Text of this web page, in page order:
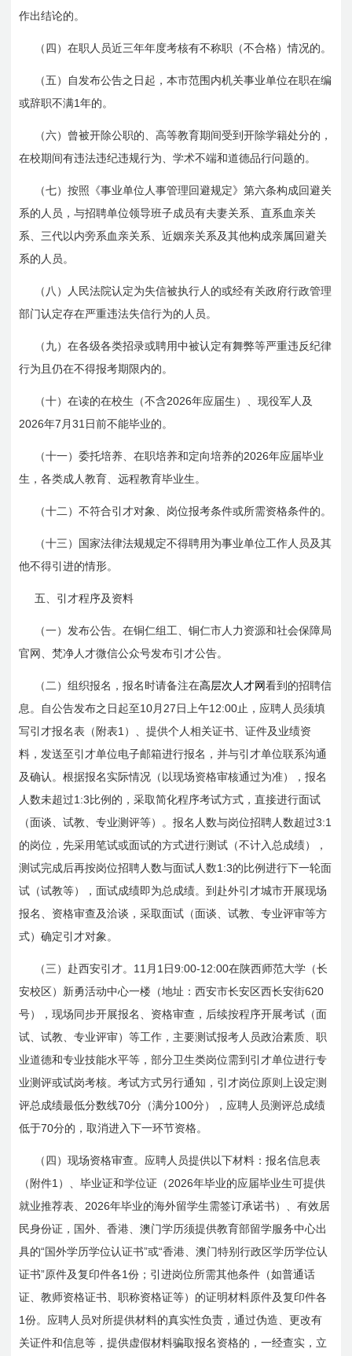
作出结论的。
（四）在职人员近三年年度考核有不称职（不合格）情况的。
（五）自发布公告之日起，本市范围内机关事业单位在职在编
或辞职不满1年的。
（六）曾被开除公职的、高等教育期间受到开除学籍处分的，
在校期间有违法违纪违规行为、学术不端和道德品行问题的。
（七）按照《事业单位人事管理回避规定》第六条构成回避关
系的人员，与招聘单位领导班子成员有夫妻关系、直系血亲关
系、三代以内旁系血亲关系、近姻亲关系及其他构成亲属回避关
系的人员。
（八）人民法院认定为失信被执行人的或经有关政府行政管理
部门认定存在严重违法失信行为的人员。
（九）在各级各类招录或聘用中被认定有舞弊等严重违反纪律
行为且仍在不得报考期限内的。
（十）在读的在校生（不含2026年应届生）、现役军人及
2026年7 月31 日前不能毕业的。
（十一）委托培养、在职培养和定向培养的2026年应届毕业
生，各类成人教育、远程教育毕业生。
（十二）不符合引才对象、岗位报考条件或所需资格条件的。
（十三）国家法律法规规定不得聘用为事业单位工作人员及其
他不得引进的情形。
五、引才程序及资料
（一）发布公告。在铜仁组工、铜仁市人力资源和社会保障局
官网、梵净人才微信公众号发布引才公告。
（二）组织报名，报名时请备注在高层次人才网看到的招聘信
息。自公告发布之日起至10 月 27 日上午12:00 止，应聘人员须填
写引才报名表（附表1 ）、提供个人相关证书、证件及业绩资
料，发送至引才单位电子邮箱进行报名，并与引才单位联系沟通
及确认。根据报名实际情况（以现场资格审核通过为准），报名
人数未超过1:3 比例的，采取简化程序考试方式 ，直接进行面试
（面谈、试教、专业测评等）。报名人数与岗位招聘人数超过3:1
的岗位，先采用笔试或面试的方式进行测试（不计入总成绩），
测试完成后再按岗位招聘人数与面试人数1:3的比例进行下一轮面
试（试教等），面试成绩即为总成绩。到赴外引才城市开展现场
报名、资格审查及洽谈，采取面试（面谈、试教、专业评审等方
式）确定引才对象。
（三）赴西安引才。 11 月 1 日9:00-12:00在陕西师范大学（长
安校区）新勇活动中心一楼（地址：西安市长安区西长安街620
号），现场同步开展报名、资格审查，后续按程序开展考试（面
试、试教、专业评审）等工作，主要测试报考人员政治素质、职
业道德和专业技能水平等，部分卫生类岗位需到引才单位进行专
业测评或试岗考核。考试方式另行通知，引才岗位原则上设定测
评总成绩最低分数线70分（满分100分），应聘人员测评总成绩
低于70分的，取消进入下一环节资格。
（四）现场资格审查。应聘人员提供以下材料：报名信息表
（附件1 ）、毕业证和学位证（ 2026年毕业的应届毕业生可提供
就业推荐表、 2026年毕业的海外留学生需签订承诺书）、有效居
民身份证，国外、香港、澳门学历须提供教育部留学服务中心出
具的“ 国外学历学位认证书”或“香港、澳门特别行政区学历学位认
证书”原件及复印件各1份；引进岗位所需其他条件（如普通话
证、教师资格证书、职称资格证等）的证明材料原件及复印件各
1份。应聘人员对所提供材料的真实性负责，通过伪造、更改有
关证件和信息等，提供虚假材料骗取报名资格的，一经查实，立